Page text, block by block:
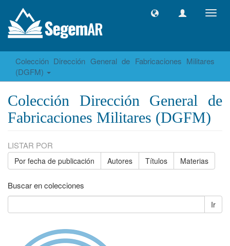
Colección Dirección General de Fabricaciones Militares
(DGFM)
Colección Dirección General de
Fabricaciones Militares (DGFM)
LISTAR POR
Por fecha de publicación Autores Títulos Materias
Buscar en colecciones
Ir